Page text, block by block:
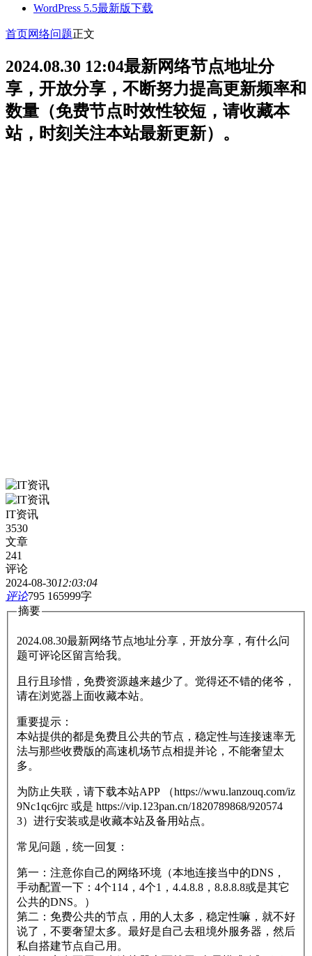
WordPress 5.5最新版下载
首页网络问题正文
2024.08.30 12:04最新网络节点地址分
享，开放分享，不断努力提高更新频率和
数量（免费节点时效性较短，请收藏本
站，时刻关注本站最新更新）。
IT资讯
3530
文章
241
评论
2024-08-3012:03:04
评论795 165999字
摘要
2024.08.30最新网络节点地址分享，开放分享，有什么问
题可评论区留言给我。
且行且珍惜，免费资源越来越少了。觉得还不错的佬爷，
请在浏览器上面收藏本站。
重要提示：
本站提供的都是免费且公共的节点，稳定性与连接速率无
法与那些收费版的高速机场节点相提并论，不能奢望太
多。
为防止失联，请下载本站APP （https://wwu.lanzouq.com/iz
9Nc1qc6jrc 或是 https://vip.123pan.cn/1820789868/920574
3）进行安装或是收藏本站及备用站点。
常见问题，统一回复：
第一：注意你自己的网络环境（本地连接当中的DNS，
手动配置一下：4个114，4个1，4.4.8.8，8.8.8.8或是其它
公共的DNS。）
第二：免费公共的节点，用的人太多，稳定性嘛，就不好
说了，不要奢望太多。最好是自己去租境外服务器，然后
私自搭建节点自己用。